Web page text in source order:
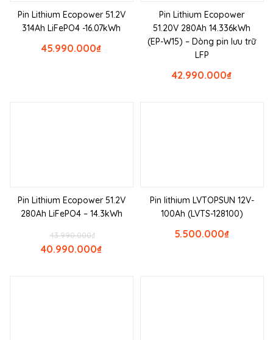
Pin Lithium Ecopower 51.2V
314Ah LiFePO4 -16.07kWh
₫
45.990.000
Pin Lithium Ecopower
51.20V 280Ah 14.336kWh
(EP-W15) – Dòng pin lưu trữ
LFP
₫
42.990.000
Pin Lithium Ecopower 51.2V
280Ah LiFePO4 – 14.3kWh
₫
43.990.000
₫
40.990.000
Pin lithium LVTOPSUN 12V-
100Ah (LVTS-128100)
₫
5.500.000